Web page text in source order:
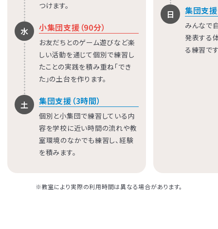
つけます。
水 小集団支援（90分）
お友だちとのゲーム遊びなど楽
しい活動を通じて個別で練習し
たことの実践を積み重ね「でき
た」の土台を作ります。
土 集団支援（3時間）
個別と小集団で練習している内
容を学校に近い時間の流れや教
室環境のなかでも練習し、経験
を積みます。
日 集団支援
みんなで
発表する
る練習です
※教室により実際の利用時間は異なる場合があります。